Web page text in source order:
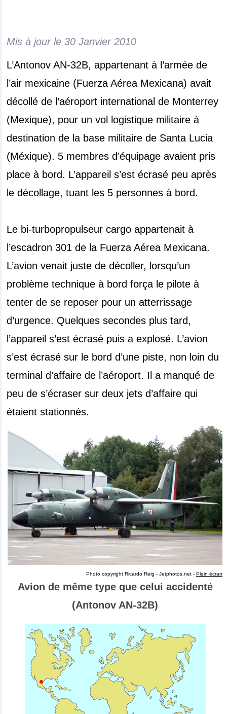
Mis à jour le30 Janvier 2010
L’Antonov AN-32B, appartenant à l’armée de
l’air mexicaine (Fuerza Aérea Mexicana) avait
décollé de l’aéroport international de Monterrey
(Mexique), pour un vol logistique militaire à
destination de la base militaire de Santa Lucia
(Méxique). 5 membres d’équipage avaient pris
place à bord. L’appareil s’est écrasé peu après
le décollage, tuant les 5 personnes à bord.
Le bi-turbopropulseur cargo appartenait à
l’escadron 301 de la Fuerza Aérea Mexicana.
L’avion venait juste de décoller, lorsqu’un
problème technique à bord força le pilote à
tenter de se reposer pour un atterrissage
d’urgence. Quelques secondes plus tard,
l’appareil s’est écrasé puis a explosé. L’avion
s’est écrasé sur le bord d’une piste, non loin du
terminal d’affaire de l’aéroport. Il a manqué de
peu de s’écraser sur deux jets d’affaire qui
étaient stationnés.
Photo copyright Ricardo Reig - Jetphotos.net -Plein écran
Avion de même type que celui accidenté
(Antonov AN-32B)